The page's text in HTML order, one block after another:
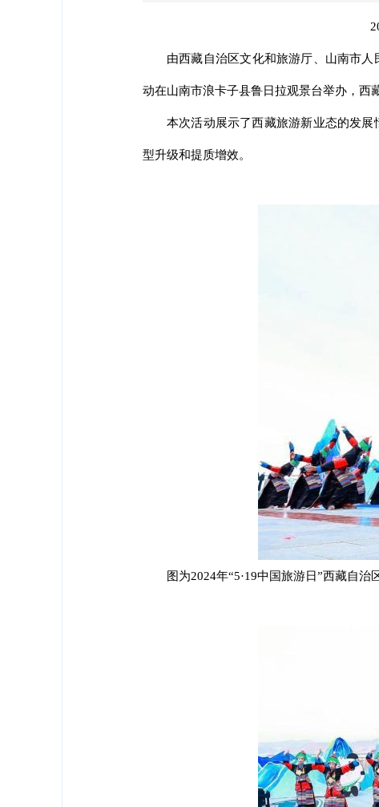
由西藏自治区文化和旅游厅、山南市
动在山南市浪卡子县鲁日拉观景台举办，西
本次活动展示了西藏旅游新业态的发
型升级和提质增效。
图为2024年“5·19中国旅游日”西藏自